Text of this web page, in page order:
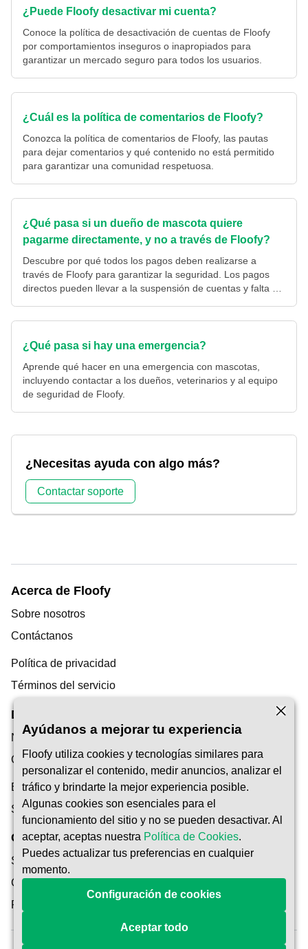
¿Puede Floofy desactivar mi cuenta?
Conoce la política de desactivación de cuentas de Floofy
por comportamientos inseguros o inapropiados para
garantizar un mercado seguro para todos los usuarios.
¿Cuál es la política de comentarios de Floofy?
Conozca la política de comentarios de Floofy, las pautas
para dejar comentarios y qué contenido no está permitido
para garantizar una comunidad respetuosa.
¿Qué pasa si un dueño de mascota quiere
pagarme directamente, y no a través de Floofy?
Descubre por qué todos los pagos deben realizarse a
través de Floofy para garantizar la seguridad. Los pagos
directos pueden llevar a la suspensión de cuentas y falta de
¿Qué pasa si hay una emergencia?
Aprende qué hacer en una emergencia con mascotas,
incluyendo contactar a los dueños, veterinarios y al equipo
de seguridad de Floofy.
¿Necesitas ayuda con algo más?
Contactar soporte
Acerca de Floofy
Sobre nosotros
Contáctanos
Política de privacidad
Términos del servicio
Descubrimiento
Nuestro Blog
Centro de ayuda
Encuentra un cuidador de mascotas
Ser Pet Carer
Confianza y Seguridad
Seguridad
Cómo Funciona
Protección de Reserva
Ayúdanos a mejorar tu experiencia
Floofy utiliza cookies y tecnologías similares para
personalizar el contenido, medir anuncios, analizar el
tráfico y brindarte la mejor experiencia posible.
Algunas cookies son esenciales para el
funcionamiento del sitio y no se pueden desactivar. Al
aceptar, aceptas nuestra Política de Cookies.
Puedes actualizar tus preferencias en cualquier
momento.
Configuración de cookies
Aceptar todo